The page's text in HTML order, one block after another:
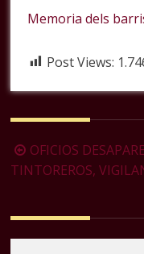
Memoria dels
Post Views:
Navegación
de
entrada
OFICIOS
TINTOREROS,